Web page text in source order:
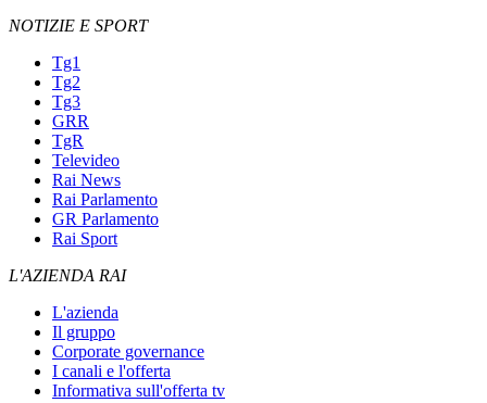
NOTIZIE E SPORT
Tg1
Tg2
Tg3
GRR
TgR
Televideo
Rai News
Rai Parlamento
GR Parlamento
Rai Sport
L'AZIENDA RAI
L'azienda
Il gruppo
Corporate governance
I canali e l'offerta
Informativa sull'offerta tv